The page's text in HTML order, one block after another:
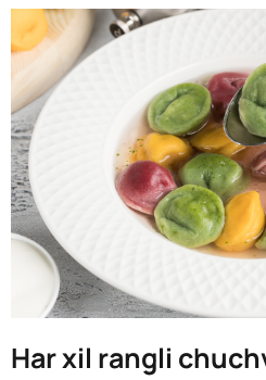
Har xil rangli